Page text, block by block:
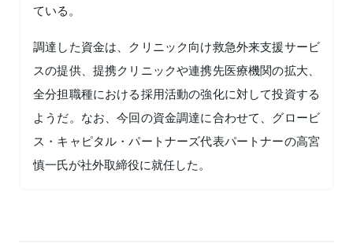
ている。
調達した資金は、クリニック向け救急外来支援サービ
スの提供、提携クリニックや連携先医療機関の拡大、
全分担職種における採用活動の強化に対して投資する
ようだ。なお、今回の資金調達に合わせて、グロービ
ス・キャピタル・パートナーズ代表パートナーの高宮
慎一氏が社外取締役に就任した。